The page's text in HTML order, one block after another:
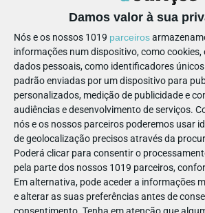
Damos valor à sua
Nós e os nossos 1019 parceiros
informações num dispositivo, como cookies,
dados pessoais, como identificadores
padrão enviadas por um dispositivo para
personalizados, medição de publicidade e
audiências e desenvolvimento de serviços.
nós e os nossos parceiros poderemos usar
de geolocalização precisos através da
Poderá clicar para consentir o
pela parte dos nossos 1019 parceiros,
Em alternativa, pode aceder a informações
e alterar as suas preferências antes de
Os aromas e sabores do Natal num
Neste lugar delicie-se com as mais doces
enquanto aconchega a alma com o calor
quente.
Com muita animação e de entrada
certo para eternizar um dia repleto de
prendas e recordações para todos os
De 23 de novembro a 5 de janeiro,
Mercado de Natal de Santa Maria da